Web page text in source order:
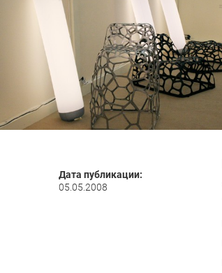
Дата публикации:
05.05.2008